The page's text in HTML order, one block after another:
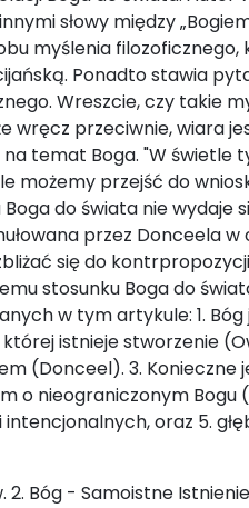
słowy między
myślenia
Ponadto stawia
Wreszcie, czy takie
wręcz przeciwnie, wiara
na temat Boga. "W
przejść do
do świata nie wydaje
przez Donceela w
się do
stosunku Boga do
w tym artykule: 1.
istnieje stworzenie
(Donceel). 3. Konieczne
o nieograniczonym Bogu
oraz 5.
2. Bóg - Samoistne